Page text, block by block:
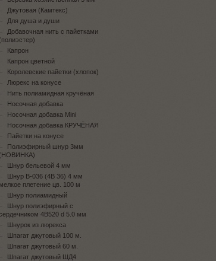
Джутовая (Камтекс)
Для душа и души
Добавочная нить с пайетками
(полиэстер)
Капрон
Капрон цветной
Королевские пайетки (хлопок)
Люрекс на конусе
Нить полиамидная кручёная
Носочная добавка
Носочная добавка Mini
Носочная добавка КРУЧЁНАЯ
Пайетки на конусе
Полиэфирный шнур 3мм
(НОВИНКА)
Шнур бельевой 4 мм
Шнур В-036 (4В 36) 4 мм
мелкое плетение цв. 100 м
Шнур полиамидный
Шнур полиэфирный с
4B520 d 5.0 мм
Шнурок из люрекса
Шпагат джутовый 100 м.
Шпагат джутовый 60 м.
Шпагат джутовый ШД4